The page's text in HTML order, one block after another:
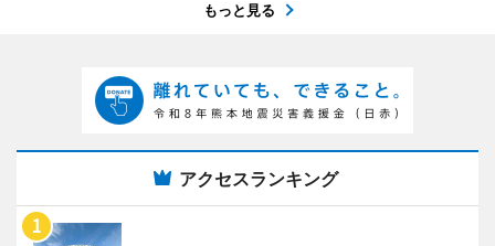
もっと見る
アクセスランキング